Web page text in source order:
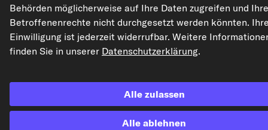
Behörden möglicherweise auf Ihre Daten zugreifen und Ihre
Betroffenenrechte nicht durchgesetzt werden könnten.
Einwilligung ist jederzeit widerrufbar. Weitere
finden Sie in unserer Datenschutzerklärung.
Alle zulassen
Alle ablehnen